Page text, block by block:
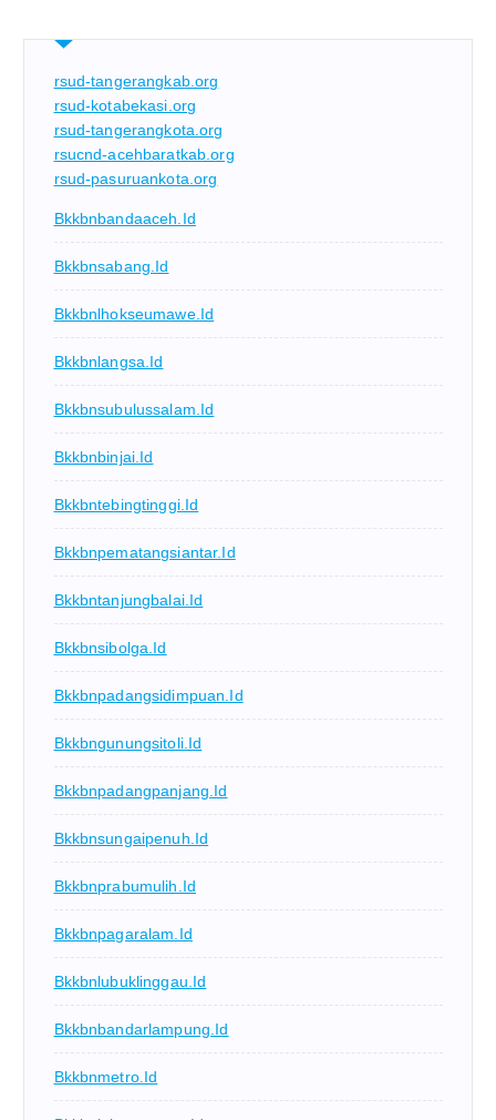
rsud-tangerangkab.org
rsud-kotabekasi.org
rsud-tangerangkota.org
rsucnd-acehbaratkab.org
rsud-pasuruankota.org
Bkkbnbandaaceh.id
Bkkbnsabang.id
Bkkbnlhokseumawe.id
Bkkbnlangsa.id
Bkkbnsubulussalam.id
Bkkbnbinjai.id
Bkkbntebingtinggi.id
Bkkbnpematangsiantar.id
Bkkbntanjungbalai.id
Bkkbnsibolga.id
Bkkbnpadangsidimpuan.id
Bkkbngunungsitoli.id
Bkkbnpadangpanjang.id
Bkkbnsungaipenuh.id
Bkkbnprabumulih.id
Bkkbnpagaralam.id
Bkkbnlubuklinggau.id
Bkkbnbandarlampung.id
Bkkbnmetro.id